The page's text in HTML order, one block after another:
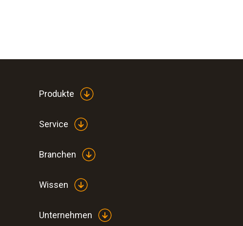
Produkte
Service
Branchen
Wissen
Unternehmen